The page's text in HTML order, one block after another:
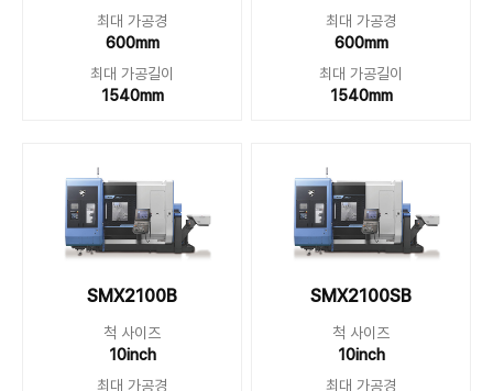
최대 가공경
600mm
최대 가공길이
1540mm
최대 가공경
600mm
최대 가공길이
1540mm
SMX2100B
척 사이즈
10inch
최대 가공경
SMX2100SB
척 사이즈
10inch
최대 가공경